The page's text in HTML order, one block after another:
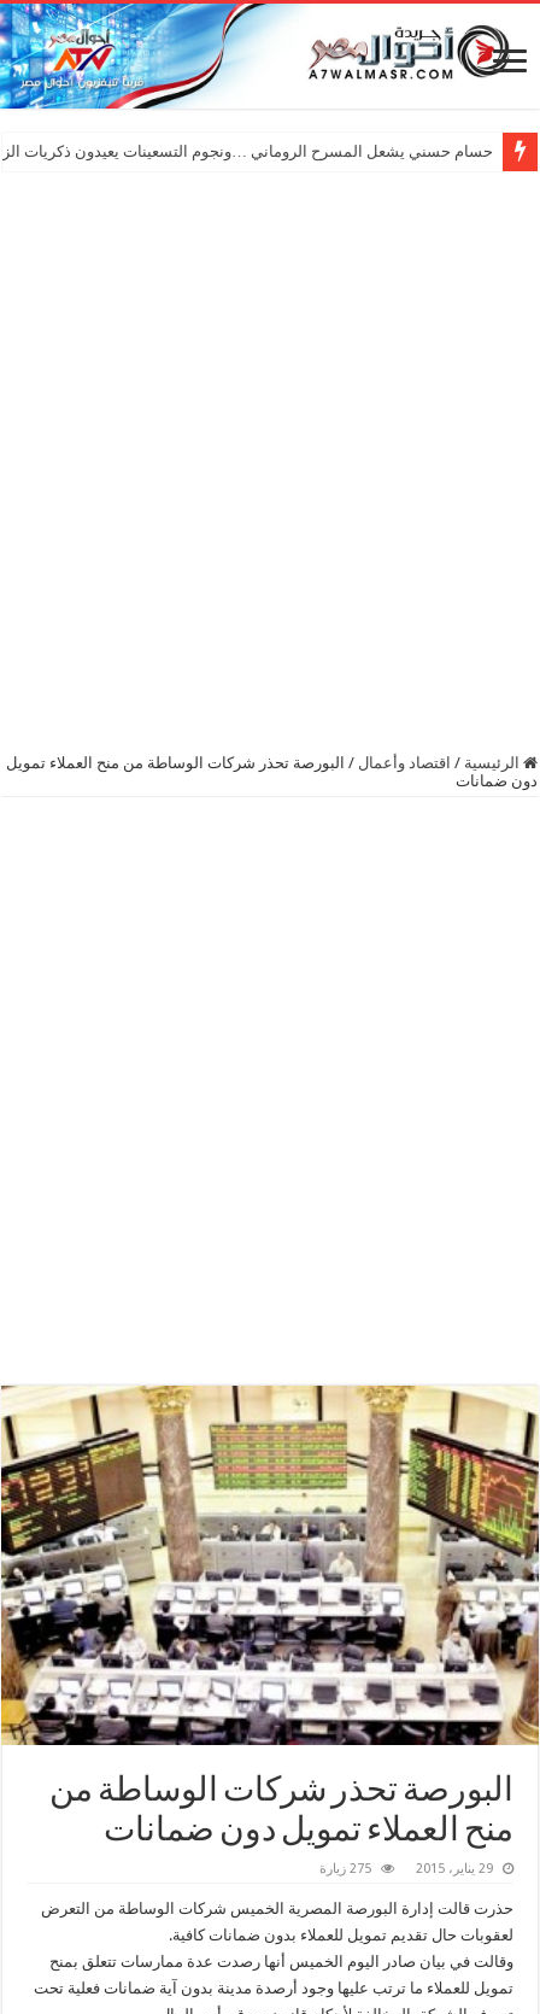
حسام حسني يشعل المسرح الروماني …ونجوم التسعينات يعيدون ذكريات
الرئيسية / اقتصاد وأعمال / البورصة تحذر شركات الوساطة من منح العملاء تمويل
دون ضمانات
البورصة تحذر شركات الوساطة من
منح العملاء تمويل دون ضمانات
29 يناير، 2015 275 زيارة
حذرت قالت إدارة البورصة المصرية الخميس شركات الوساطة من التعرض
لعقوبات حال تقديم تمويل للعملاء بدون ضمانات كافية.
وقالت في بيان صادر اليوم الخميس أنها رصدت عدة ممارسات تتعلق بمنح
تمويل للعملاء ما ترتب عليها وجود أرصدة مدينة بدون آية ضمانات فعلية تحت